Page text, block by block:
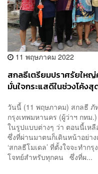
11 พฤษภาคม 2022
สกลธีเตรียมปราศรัยใหญ่
มั่นใจกระแสดีในช่วงโค้งสุ
วันนี้ (11 พฤษภาคม) สกลธี ภั
กรุงเทพมหานคร (ผู้ว่าฯ กทม
ในรูปแบบต่างๆ ว่า ตอนนี้เหลื
ซึ่งที่ผ่านมาตนก็เดินหน้าอย่า
‘สกลธีโมเดล’ ที่ตั้งใจจะทำก
โจทย์สำหรับทุกคน ซึ่งที่ผ...